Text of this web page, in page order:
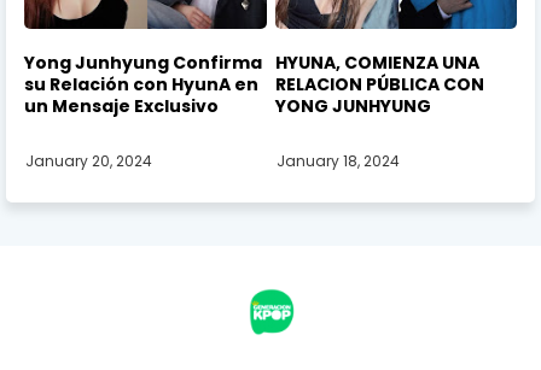
Yong Junhyung Confirma
su Relación con HyunA en
un Mensaje Exclusivo
January 20, 2024
HYUNA, COMIENZA UNA
RELACION PÚBLICA CON
YONG JUNHYUNG
January 18, 2024